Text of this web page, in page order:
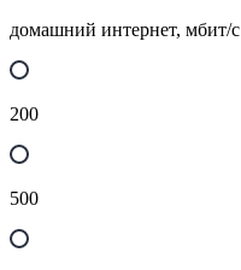
домашний интернет, мбит/с
200
500